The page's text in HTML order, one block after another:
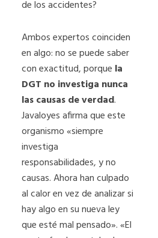
de los accidentes?
Ambos expertos coinciden
en algo: no se puede saber
con exactitud, porque la
DGT no investiga nunca
las causas de verdad.
Javaloyes afirma que este
organismo «siempre
investiga
responsabilidades, y no
causas. Ahora han culpado
al calor en vez de analizar si
hay algo en su nueva ley
que esté mal pensado». «El